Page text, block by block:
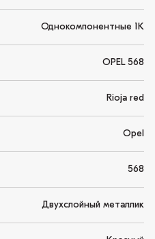
Однокомпонентные 1K
OPEL 568
Rioja red
Opel
568
Двухслойный металлик